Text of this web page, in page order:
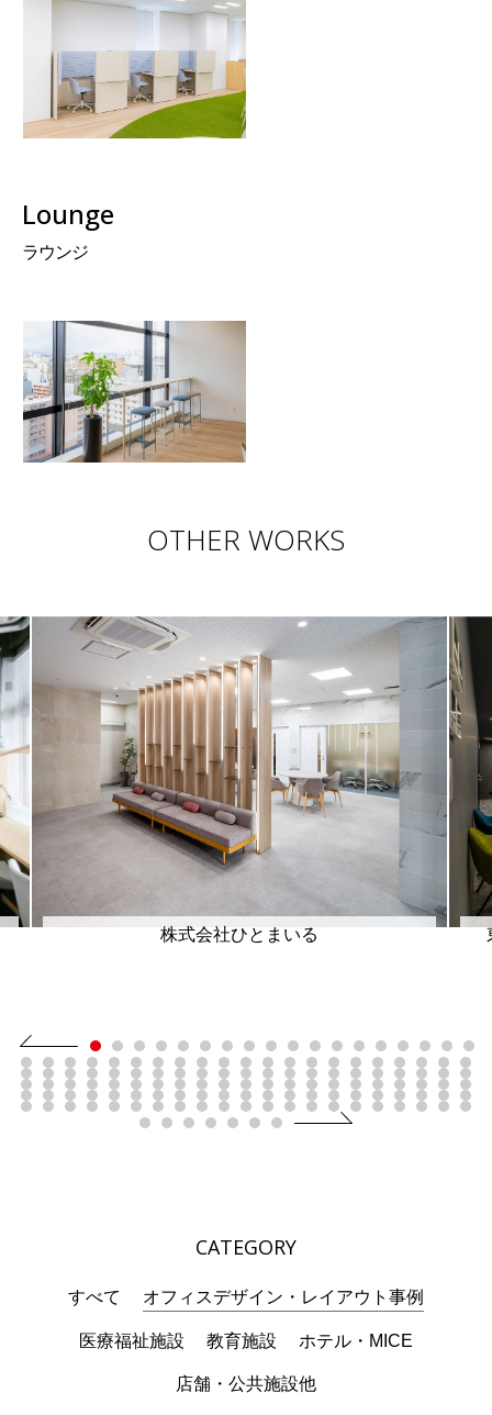
Lounge
ラウンジ
OTHER WORKS
株式会社ひとまいる
CATEGORY
すべて オフィスデザイン・レイアウト事例
医療福祉施設 教育施設 ホテル・MICE
店舗・公共施設他